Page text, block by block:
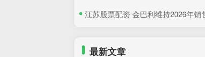
江苏股票配资 金巴利维持2026年销售预期：开胃酒需求走高，抵消美
最新文章